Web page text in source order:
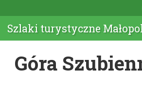
Szlaki turystyczne
Góra